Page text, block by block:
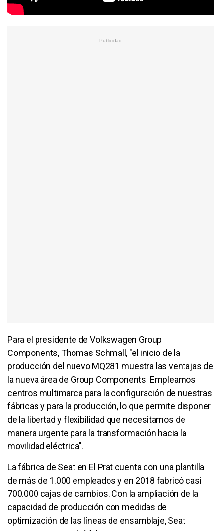
Para el presidente de Volkswagen Group
Components, Thomas Schmall, "el inicio de la
producción del nuevo MQ281 muestra las ventajas de
la nueva área de Group Components. Empleamos
centros multimarca para la configuración de nuestras
fábricas y para la producción, lo que permite disponer
de la libertad y flexibilidad que necesitamos de
manera urgente para la transformación hacia la
movilidad eléctrica".
La fábrica de Seat en El Prat cuenta con una plantilla
de más de 1.000 empleados y en 2018 fabricó casi
700.000 cajas de cambios. Con la ampliación de la
capacidad de producción con medidas de
optimización de las líneas de ensamblaje, Seat